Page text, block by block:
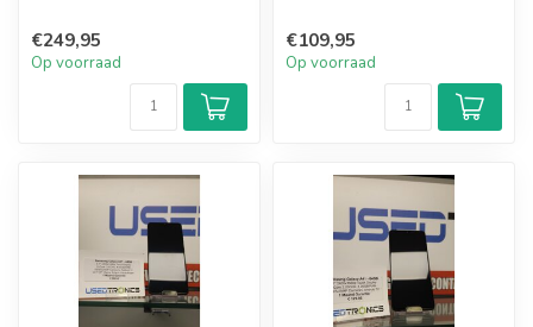
€249,95
Op voorraad
€109,95
Op voorraad